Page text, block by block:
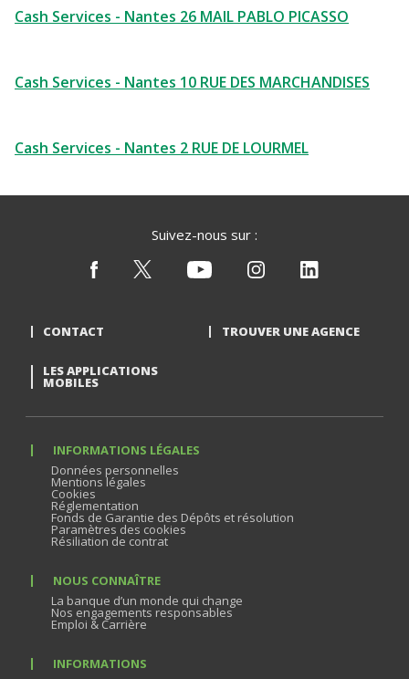
Cash Services - Nantes 26 MAIL PABLO PICASSO
Cash Services - Nantes 10 RUE DES MARCHANDISES
Cash Services - Nantes 2 RUE DE LOURMEL
Suivez-nous sur :
CONTACT TROUVER UNE AGENCE
LES APPLICATIONS
MOBILES
INFORMATIONS LÉGALES
Données personnelles
Mentions légales
Cookies
Réglementation
Fonds de Garantie des Dépôts et résolution
Paramètres des cookies
Résiliation de contrat
NOUS CONNAÎTRE
La banque d’un monde qui change
Nos engagements responsables
Emploi & Carrière
INFORMATIONS